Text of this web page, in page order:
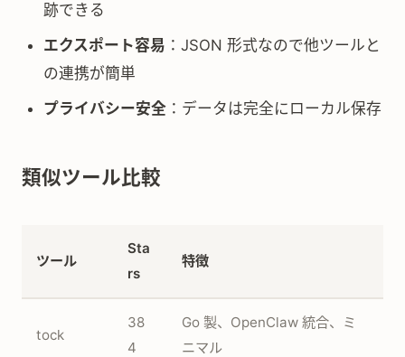
跡できる
エクスポート容易 ：JSON 形式なので他ツールと
の連携が簡単
プライバシー安全 ：データは完全にローカル保存
類似ツール比較
ツール
Sta
rs
特徴
tock
38
4
Go 製、OpenClaw 統合、ミ
ニマル